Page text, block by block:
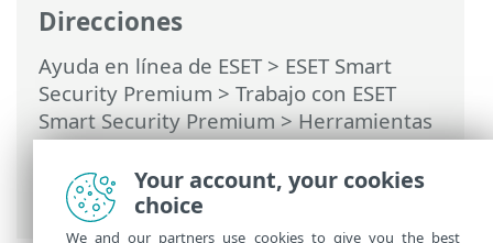
Direcciones
Ayuda en línea de ESET> ESET Smart
Security Premium > Trabajo con ESET
Smart Security Premium>Herramientas
>Tareas programadas> Ventanas de
diálogo: tareas programadas > Tiempo de
las tareas
Your account, your cookies
choice
We and our partners use cookies to give you the best